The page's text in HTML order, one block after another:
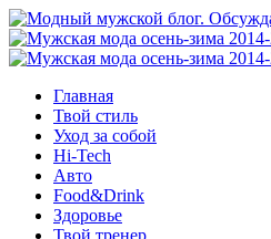
Главная
Твой стиль
Уход за собой
Hi-Tech
Авто
Food&Drink
Здоровье
Твой тренер